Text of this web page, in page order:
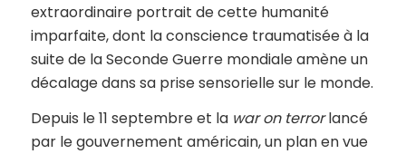
extraordinaire portrait de cette humanité
imparfaite, dont la conscience traumatisée à la
suite de la Seconde Guerre mondiale amène un
décalage dans sa prise sensorielle sur le monde.
Depuis le 11 septembre et la war on terrorlancé
par le gouvernement américain, un plan en vue